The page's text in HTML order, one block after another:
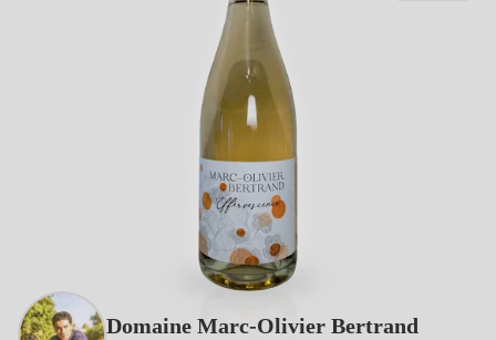
Domaine Marc-Olivier Bertrand